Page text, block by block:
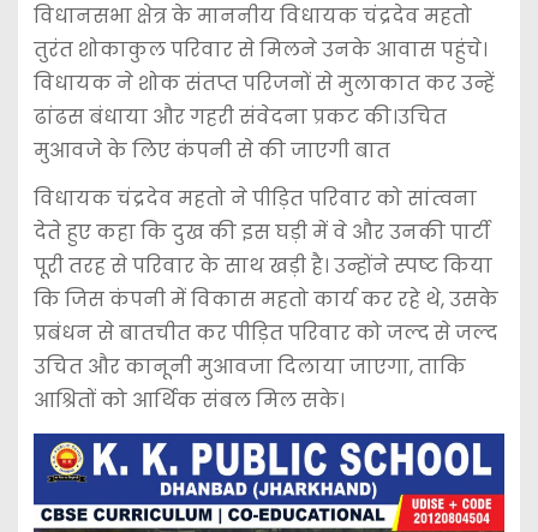
विधानसभा क्षेत्र के माननीय विधायक चंद्रदेव महतो
तुरंत शोकाकुल परिवार से मिलने उनके आवास पहुंचे।
विधायक ने शोक संतप्त परिजनों से मुलाकात कर उन्हें
ढांढस बंधाया और गहरी संवेदना प्रकट की।उचित
मुआवजे के लिए कंपनी से की जाएगी बात
विधायक चंद्रदेव महतो ने पीड़ित परिवार को सांत्वना
देते हुए कहा कि दुख की इस घड़ी में वे और उनकी पार्टी
पूरी तरह से परिवार के साथ खड़ी है। उन्होंने स्पष्ट किया
कि जिस कंपनी में विकास महतो कार्य कर रहे थे, उसके
प्रबंधन से बातचीत कर पीड़ित परिवार को जल्द से जल्द
उचित और कानूनी मुआवजा दिलाया जाएगा, ताकि
आश्रितों को आर्थिक संबल मिल सके।